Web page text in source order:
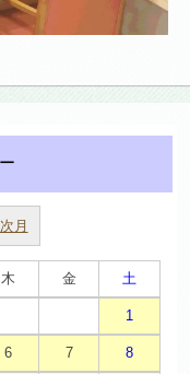
次月
木 金 土
1
6 7 8